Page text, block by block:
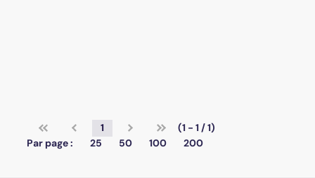
1
(1 - 1 / 1)
Par page :
25 50 100 200